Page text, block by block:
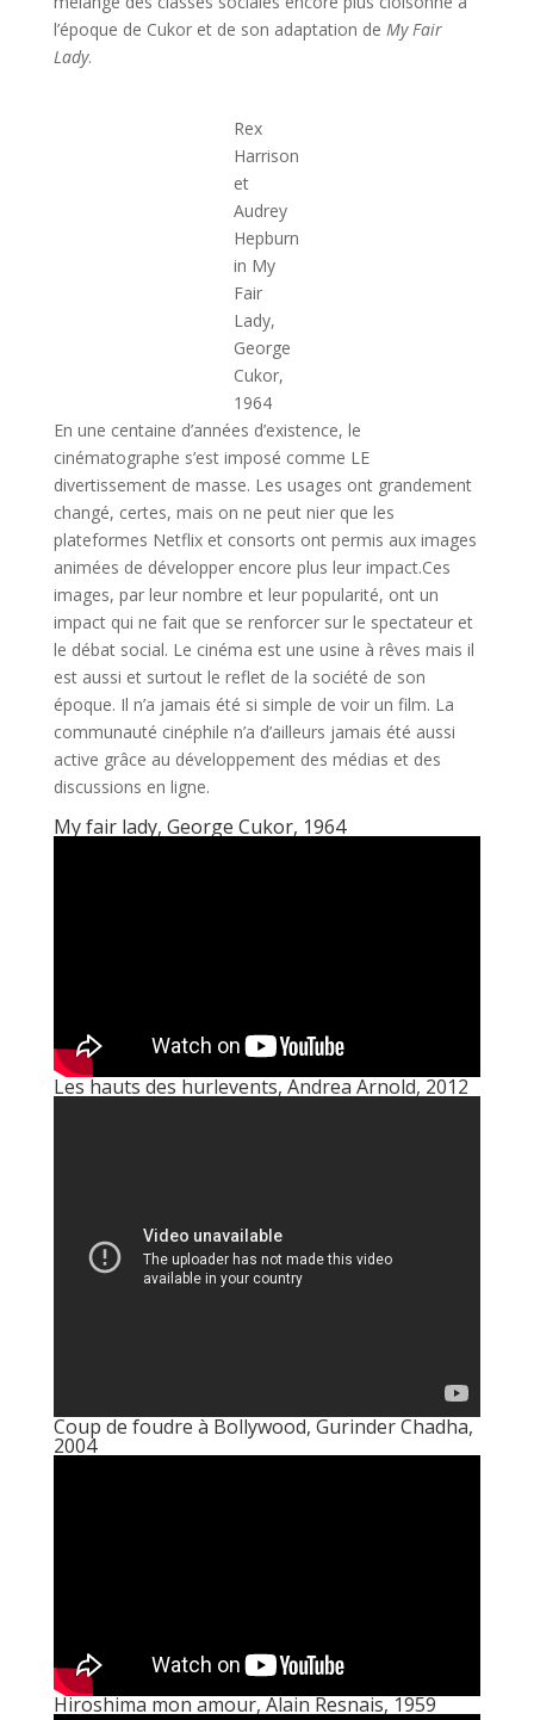
l’époque de Cukor et de son adaptation de My Fair
Lady.
Rex
Harrison
et
Audrey
Hepburn
in My
Fair
Lady,
George
Cukor,
1964
En une centaine d’années d’existence, le
cinématographe s’est imposé comme LE
divertissement de masse. Les usages ont grandement
changé, certes, mais on ne peut nier que les
plateformes Netflix et consorts ont permis aux images
animées de développer encore plus leur impact.Ces
images, par leur nombre et leur popularité, ont un
impact qui ne fait que se renforcer sur le spectateur et
le débat social. Le cinéma est une usine à rêves mais il
est aussi et surtout le reflet de la société de son
époque. Il n’a jamais été si simple de voir un film. La
communauté cinéphile n’a d’ailleurs jamais été aussi
active grâce au développement des médias et des
discussions en ligne.
My fair lady, George Cukor, 1964
Les hauts des hurlevents, Andrea Arnold, 2012
Coup de foudre à Bollywood, Gurinder Chadha,
2004
Hiroshima mon amour, Alain Resnais, 1959